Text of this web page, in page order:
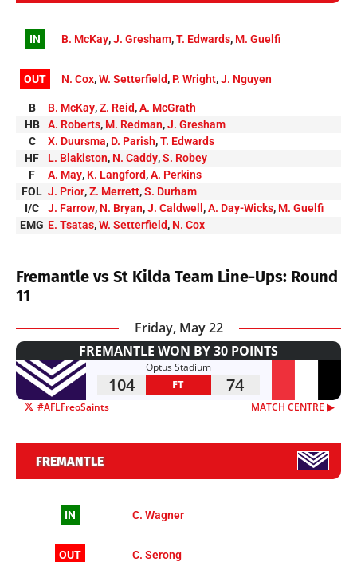
IN B. McKay,J. Gresham,T. Edwards, M. Guelfi
OUT N. Cox,W. Setterfield, P. Wright,J. Nguyen
B B. McKay,Z. Reid,A. McGrath
HB
A. Roberts, M. Redman,J. Gresham
C
X. Duursma, D. Parish,T. Edwards
HF
L. Blakiston, N. Caddy,S. Robey
F
A. May, K. Langford,A. Perkins
FOL J. Prior,Z. Merrett,S. Durham
I/C
J. Farrow, N. Bryan,J. Caldwell ,A. Day-Wicks, M. Guelfi
EMG E. Tsatas,W. Setterfield, N. Cox
Fremantle vs St Kilda Team Line-Ups: Round
11
Friday, May 22
FREMANTLE WON BY 30 POINTS
Optus Stadium
104 FT 74
#AFLFreoSaints MATCH CENTRE ▶︎
FREMANTLE
IN C. Wagner
OUT C. Serong